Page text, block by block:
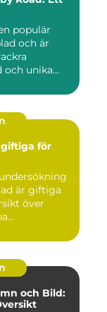
populär
och är
och unika
för
är giftiga
och Bild: